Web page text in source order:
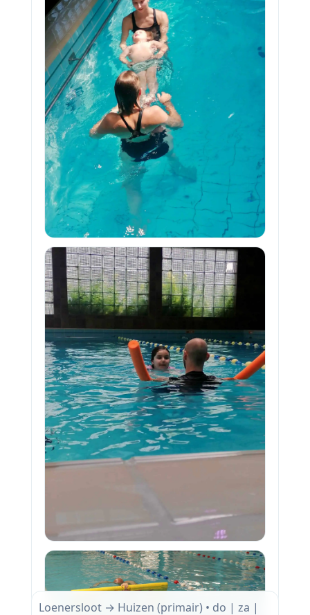
Loenersloot → Huizen (primair) • do | za |